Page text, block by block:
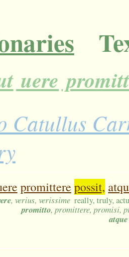
uere
Catullus
promittere possit,
, verius, verissime really, truly,
promitto, promittere, promisi,
atque